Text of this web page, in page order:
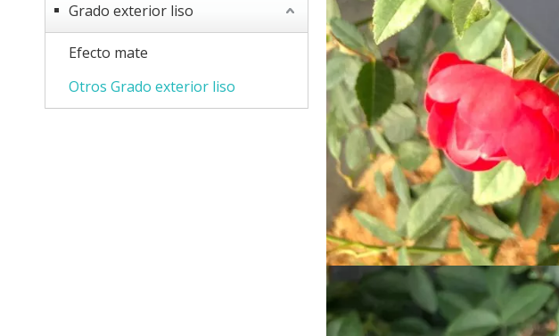
Grado exterior liso
Efecto mate
Otros Grado exterior liso